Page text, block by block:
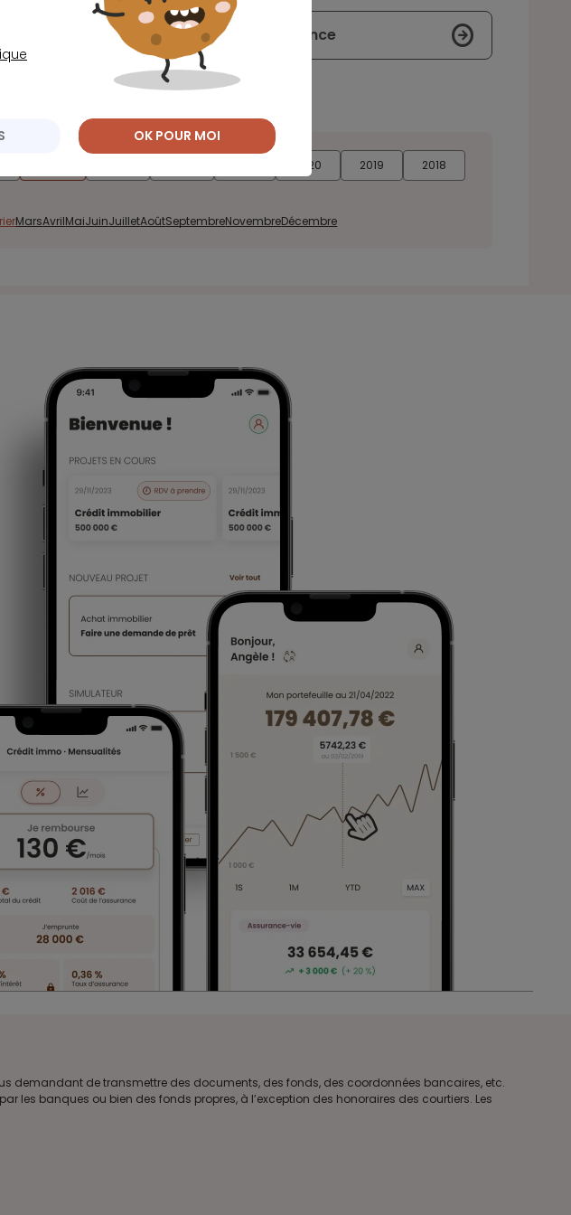
se lance dans le crédit et l’assurance
2020 2019
2018
MarsAvrilMaiJuinJuilletAoûtSeptembreNovembreDécembre
demandant de transmettre des documents, des fonds, des coordonnées bancaires, etc.
les banques ou bien des fonds propres, à l’exception des honoraires des courtiers. Les
OK POUR MOI